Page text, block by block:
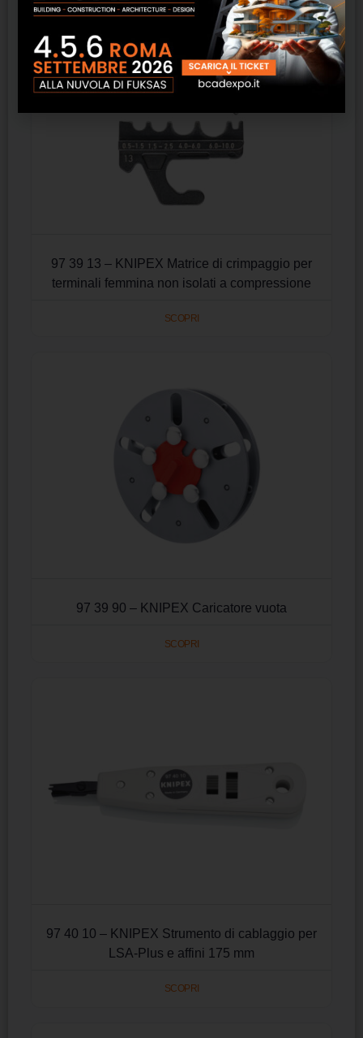
97 39 13 – KNIPEX Matrice di crimpaggio per
terminali femmina non isolati a compressione
SCOPRI
97 39 90 – KNIPEX Caricatore vuota
SCOPRI
97 40 10 – KNIPEX Strumento di cablaggio per
LSA-Plus e affini 175 mm
SCOPRI